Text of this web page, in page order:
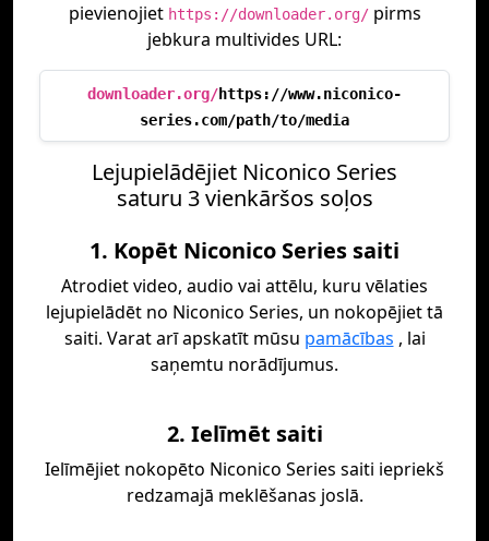
pievienojiet https://downloader.org/pirms
jebkura multivides URL:
downloader.org/https://www.niconico-
series.com/path/to/media
Lejupielādējiet Niconico Series
saturu 3 vienkāršos soļos
1. Kopēt Niconico Series saiti
Atrodiet video, audio vai attēlu, kuru vēlaties
lejupielādēt no Niconico Series, un nokopējiet tā
saiti. Varat arī apskatīt mūsu pamācības , lai
saņemtu norādījumus.
2. Ielīmēt saiti
Ielīmējiet nokopēto Niconico Series saiti iepriekš
redzamajā meklēšanas joslā.